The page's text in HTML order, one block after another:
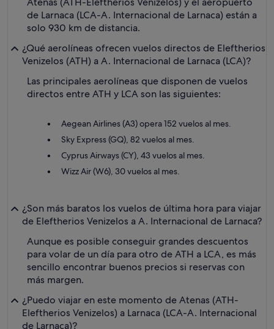
de Larnaca (LCA-A. Internacional de Larnaca) están a
solo 930 km de distancia.
¿Qué aerolíneas ofrecen vuelos directos de Eleftherios
Venizelos (ATH) a A. Internacional de Larnaca (LCA)?
Las principales aerolíneas que disponen de vuelos
directos entre ATH y LCA son las siguientes:
Aegean Airlines (A3) opera 152 vuelos al mes.
Sky Express (GQ), 82 vuelos al mes.
Cyprus Airways (CY), 43 vuelos al mes.
Wizz Air (W6), 30 vuelos al mes.
¿Son más baratos los vuelos de última hora para viajar
de Eleftherios Venizelos a A. Internacional de Larnaca?
Aunque es posible conseguir grandes descuentos
para volar de un día para otro de ATH a LCA, es más
sencillo encontrar buenos precios si reservas con
más margen.
¿Puedo viajar en este momento de Atenas (ATH-
Eleftherios Venizelos) a Larnaca (LCA-A. Internacional
de Larnaca)?